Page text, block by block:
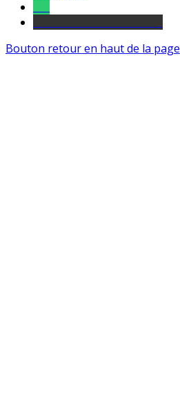
Bouton retour en haut de la page